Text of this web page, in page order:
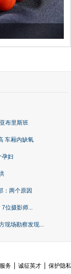
布里斯班
车厢内缺氧
孕妇
：两个原因
7位摄影师...
现场勘察发现...
务 诚征英才
保护隐